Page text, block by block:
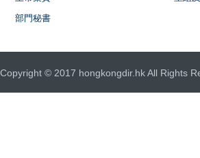
部門秘書
Copyright © 2017 hongkongdir.hk All Rights